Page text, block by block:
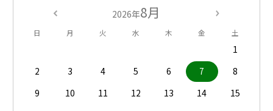
2026年8月
日 月 火 水 木 金 土
1
2
3 4 5 6 7
8
9
10 11 12 13 14
15